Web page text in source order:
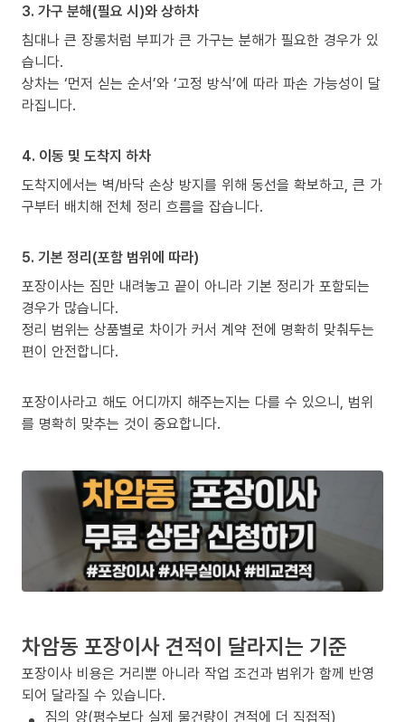
3. 가구 분해(필요 시)와 상하차
침대나 큰 장롱처럼 부피가 큰 가구는 분해가 필요한 경우가 있
습니다.
상차는 ‘먼저 싣는 순서’와 ‘고정 방식’에 따라 파손 가능성이 달
라집니다.
4. 이동 및 도착지 하차
도착지에서는 벽/바닥 손상 방지를 위해 동선을 확보하고, 큰 가
구부터 배치해 전체 정리 흐름을 잡습니다.
5. 기본 정리(포함 범위에 따라)
포장이사는 짐만 내려놓고 끝이 아니라 기본 정리가 포함되는
경우가 많습니다.
정리 범위는 상품별로 차이가 커서 계약 전에 명확히 맞춰두는
편이 안전합니다.
포장이사라고 해도 어디까지 해주는지는 다를 수 있으니, 범위
를 명확히 맞추는 것이 중요합니다.
차암동 포장이사 견적이 달라지는 기준
포장이사 비용은 거리뿐 아니라 작업 조건과 범위가 함께 반영
되어 달라질 수 있습니다.
짐의 양(평수보다 실제 물건량이 견적에 더 직접적)